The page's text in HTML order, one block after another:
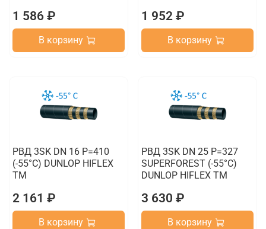
1 586 ₽
В корзину
1 952 ₽
В корзину
РВД 3SK DN 16 P=410
(-55°C) DUNLOP HIFLEX
TM
2 161 ₽
В корзину
РВД 3SK DN 25 P=327
SUPERFOREST (-55°C)
DUNLOP HIFLEX TM
3 630 ₽
В корзину